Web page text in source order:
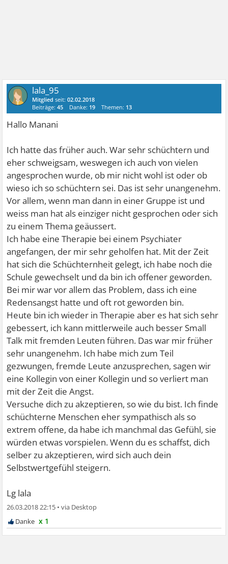
lala_95
Mitglied seit:02.02.2018
Beiträge:45 Danke: 19 Themen: 13
Hallo Manani
Ich hatte das früher auch. War sehr schüchtern und
eher schweigsam, weswegen ich auch von vielen
angesprochen wurde, ob mir nicht wohl ist oder ob
wieso ich so schüchtern sei. Das ist sehr unangenehm.
Vor allem, wenn man dann in einer Gruppe ist und
weiss man hat als einziger nicht gesprochen oder sich
zu einem Thema geäussert.
Ich habe eine Therapie bei einem Psychiater
angefangen, der mir sehr geholfen hat. Mit der Zeit
hat sich die Schüchternheit gelegt, ich habe noch die
Schule gewechselt und da bin ich offener geworden.
Bei mir war vor allem das Problem, dass ich eine
Redensangst hatte und oft rot geworden bin.
Heute bin ich wieder in Therapie aber es hat sich sehr
gebessert, ich kann mittlerweile auch besser Small
Talk mit fremden Leuten führen. Das war mir früher
sehr unangenehm. Ich habe mich zum Teil
gezwungen, fremde Leute anzusprechen, sagen wir
eine Kollegin von einer Kollegin und so verliert man
mit der Zeit die Angst.
Versuche dich zu akzeptieren, so wie du bist. Ich finde
schüchterne Menschen eher sympathisch als so
extrem offene, da habe ich manchmal das Gefühl, sie
würden etwas vorspielen. Wenn du es schaffst, dich
selber zu akzeptieren, wird sich auch dein
Selbstwertgefühl steigern.
Lg lala
26.03.2018 22:15 •
x 1